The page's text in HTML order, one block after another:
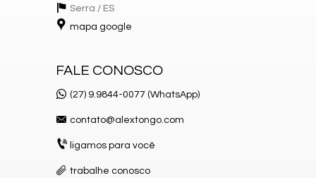
Serra / ES
mapa google
FALE CONOSCO
(27) 9.9844-0077 (WhatsApp)
contato@alextongo.com
ligamos para você
trabalhe conosco